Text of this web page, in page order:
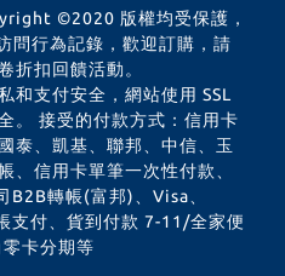
©2020 版權均受保護，
問行為記錄，歡迎訂購，請
折扣回饋活動。
和支付安全，網站使用 SSL
。 接受的付款方式：信用卡
泰、凱基、聯邦、中信、玉
、信用卡單筆一次性付款、
轉帳(富邦)、Visa、
支付、貨到付款 7-11/全家便
卡分期等